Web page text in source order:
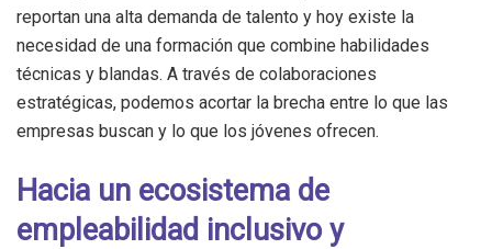
reportan una alta demanda de talento y hoy existe la
necesidad de una formación que combine habilidades
técnicas y blandas. A través de colaboraciones
estratégicas, podemos acortar la brecha entre lo que las
empresas buscan y lo que los jóvenes ofrecen.
Hacia un ecosistema de
empleabilidad inclusivo y